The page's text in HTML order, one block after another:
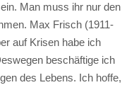
Man muss ihr nur den
Max Frisch (1911-
auf Krisen habe ich
beschäftige ich
des Lebens. Ich hoffe,